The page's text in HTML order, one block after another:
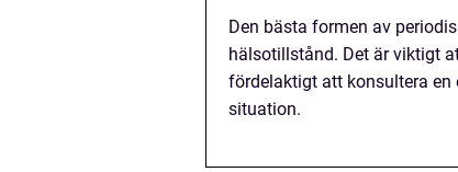
Den bästa formen av
hälsotillstånd. Det är viktigt
fördelaktigt att konsultera en
situation.